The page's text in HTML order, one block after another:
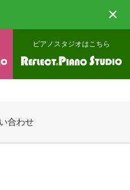
×
ピアノスタジオはこちら
合わせ